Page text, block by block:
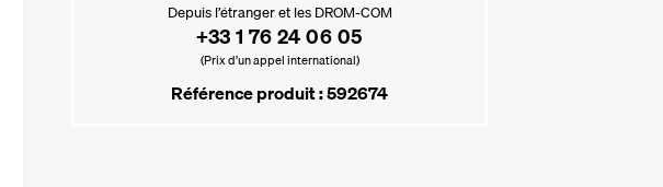
Depuis l’étranger et les DROM-COM
+33 1 76 24 06 05
(Prix d’un appel international)
Référence produit : 592674